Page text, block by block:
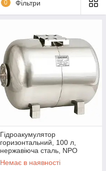
0 Фільтри
Гідроакумулятор
горизонтальний, 100 л,
нержавіюча сталь, NPO
HT100 SS / Розширювальний
бак
Немає в наявності